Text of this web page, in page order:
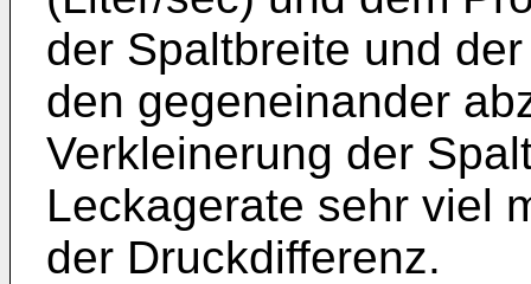
der Spaltbreite und
den gegeneinander
Verkleinerung der
Leckagerate sehr viel
der Druckdifferenz.